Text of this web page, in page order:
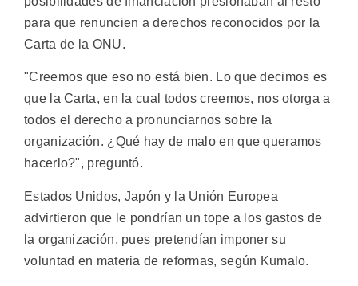
para que renuncien a derechos reconocidos por la
Carta de la ONU.
"Creemos que eso no está bien. Lo que decimos es
que la Carta, en la cual todos creemos, nos otorga a
todos el derecho a pronunciarnos sobre la
organización. ¿Qué hay de malo en que queramos
hacerlo?", preguntó.
Estados Unidos, Japón y la Unión Europea
advirtieron que le pondrían un tope a los gastos de
la organización, pues pretendían imponer su
voluntad en materia de reformas, según Kumalo.